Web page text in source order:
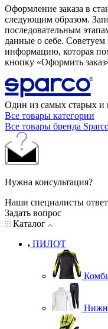
Оформление заказа в
следующим образом.
последовательным
данные о себе. Советуем
информацию, которая
кнопку «Оформить
Один из самых старых и
Все товары категории
Все товары бренда
Нужна консультация?
Наши специалисты
Задать вопрос
Каталог
ПИЛОТ